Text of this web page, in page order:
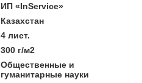
ИП «InService»
Казахстан
4 лист.
300 г/м2
Общественные и
гуманитарные науки